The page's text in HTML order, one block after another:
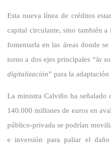
Esta nueva línea de créditos
capital circulante, sino también
fomentarla en las áreas donde
torno a dos ejes principales “la
digitalización” para la
La ministra Calviño ha señalado
140.000 millones de euros en
público-privada se podrían
e inversión para paliar el